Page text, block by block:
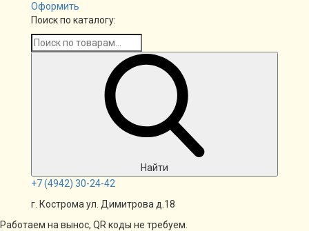
Оформить
Поиск по каталогу:
Найти
+7(4942) 30-24-42
г. Кострома ул. Димитрова д.18
Работаем на вынос, QR коды не требуем.